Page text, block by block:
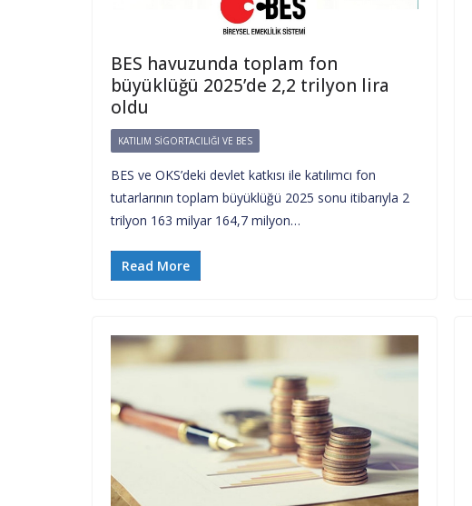
BES havuzunda toplam fon
büyüklüğü 2025’de 2,2 trilyon lira
oldu
KATILIM SIGORTACILIĞI VE BES
BES ve OKS’deki devlet katkısı ile katılımcı fon
tutarlarının toplam büyüklüğü 2025 sonu itibarıyla 2
trilyon 163 milyar 164,7 milyon…
Read More